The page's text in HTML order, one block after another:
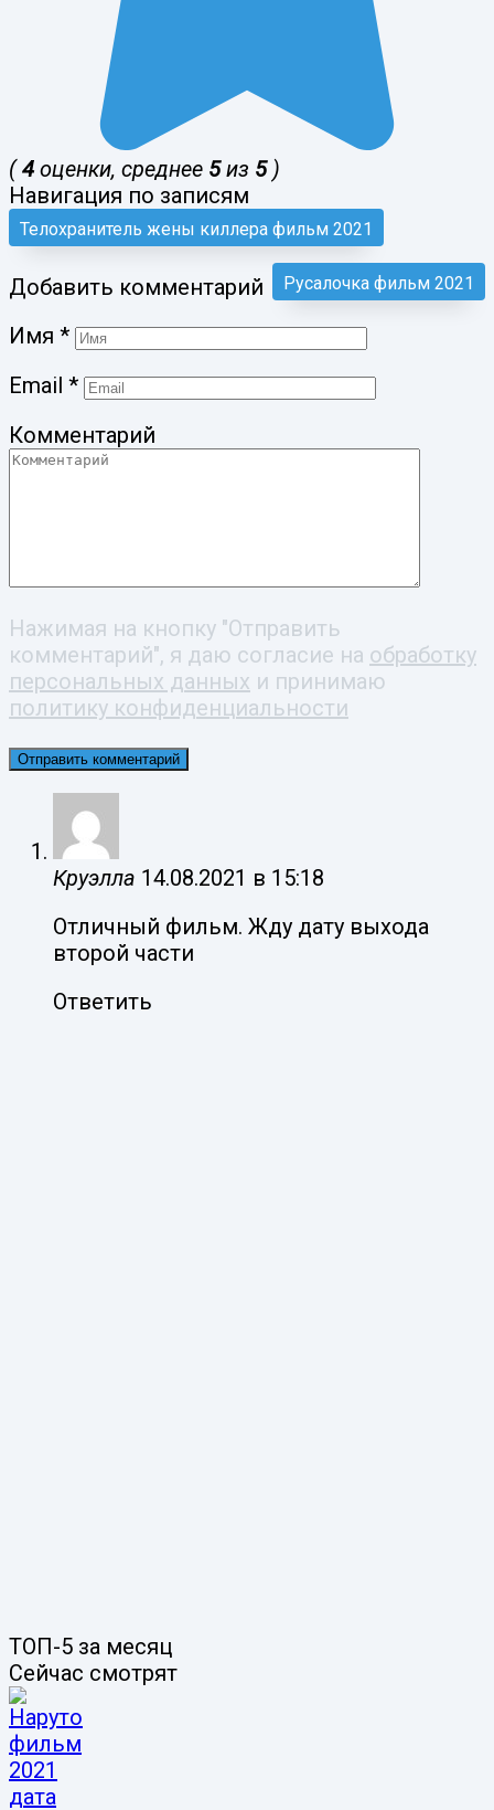
(4 оценки, среднее 5из 5)
Навигация по записям
Телохранитель жены киллера фильм 2021
Русалочка фильм 2021
Добавить комментарий
Имя *
Email *
Комментарий
Нажимая на кнопку "Отправить
комментарий", я даю согласие на обработку
персональных данных и принимаю
политику конфиденциальности
Круэлла 14.08.2021 в 15:18
Отличный фильм. Жду дату выхода
второй части
Ответить
ТОП-5 за месяц
Сейчас смотрят